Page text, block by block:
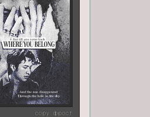
copy: фрост